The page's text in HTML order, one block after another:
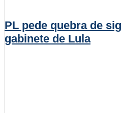
PL pede quebra de
gabinete de Lula